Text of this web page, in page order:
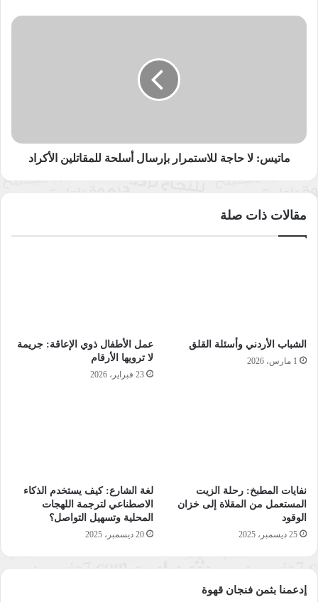
مجتمع
ماتيس:
ماتيس: لا حاجة للاستمرار بإرسال أسلحة للمقاتلين الأكراد
مقالات ذات صلة
الشباب الأردني وأسئلة القلق
1 مارس، 2026
عمل الأطفال ذوي الإعاقة: جريمة
لا ترويها الأرقام
23 فبراير، 2026
نفايات المطبخ: رحلة الزيت
المستعمل من المقلاة إلى خزان
الوقود
25 ديسمبر، 2025
لغة الشارع: كيف يستخدم الذكاء
الاصطناعي لترجمة اللهجات
المحلية وتسهيل التواصل؟
20 ديسمبر، 2025
إدعمنا بثمن فنجان قهوة